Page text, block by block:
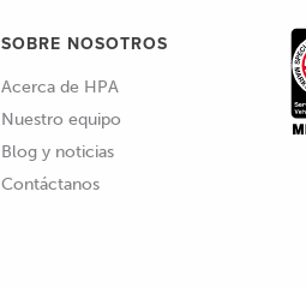
SOBRE NOSOTROS
Acerca de HPA
Nuestro equipo
Blog y noticias
Contáctanos